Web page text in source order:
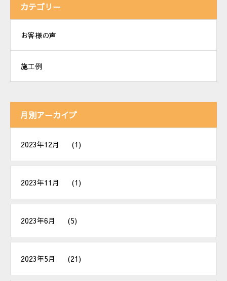
カテゴリー
お客様の声
施工例
月別アーカイブ
2023年12月 (1)
2023年11月 (1)
2023年6月 (5)
2023年5月 (21)